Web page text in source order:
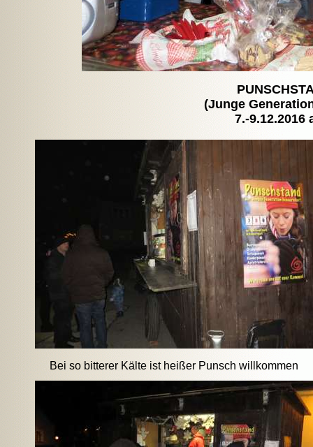
(Junge
7.-9.12.2016
Bei so bitterer Kälte ist heißer Punsch willkommen